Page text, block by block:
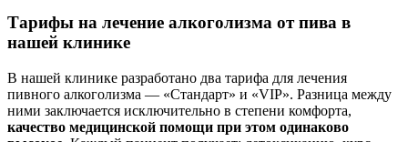
Тарифы на лечение алкоголизма от пива в
нашей клинике
В нашей клинике разработано два тарифа для лечения
пивного алкоголизма — «Стандарт» и «VIP». Разница между
ними заключается исключительно в степени комфорта,
качество медицинской помощи при этом одинаково